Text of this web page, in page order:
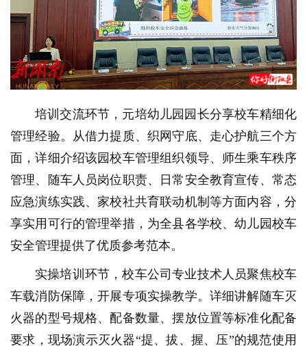
培训交流环节，元培幼儿园园长分享校车精细化
管理经验。从借力提质、织网守底、走心护航三个方
面，详细介绍该园校车管理组织领导、师生乘车秩序
管理、随车人员岗位职责、日常安全教育宣传、常态
应急演练实践、家校社共育联动机制等方面内容，分
享实用可行的管理举措，为全县各学校、幼儿园校车
安全管理提供了优质参考范本。
实操培训环节，校车公司专业技术人员聚焦校车
车载消防保障，开展专项实操教学。详细讲解随车灭
火器的型号规格、配备数量、摆放位置等标准化配备
要求，现场演示灭火器“提、拔、握、压”的规范使用